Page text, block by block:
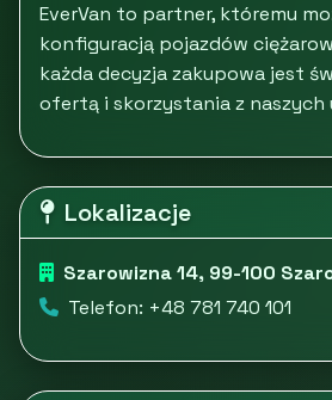
EverVan to partner, któremu
konfiguracją pojazdów
każda decyzja zakupowa jest
ofertą i skorzystania z naszych
Lokalizacje
Szarowizna 14, 99-100
Telefon: +48 781 740 101